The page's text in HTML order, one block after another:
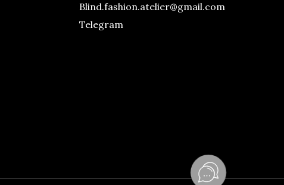
Blind.fashion.atelier@gmail.com
Telegram